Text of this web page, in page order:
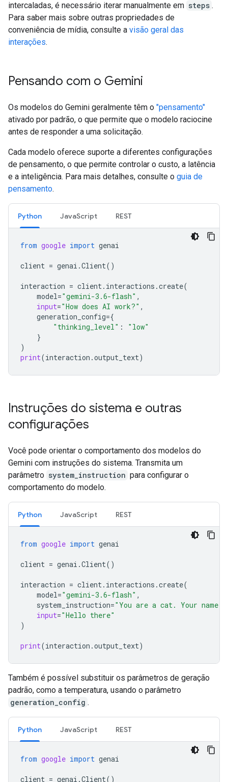
intercaladas, é necessário iterar manualmente em steps .
Para saber mais sobre outras propriedades de
conveniência de mídia, consulte a visão geral das
interações.
Pensando com o Gemini
Os modelos do Gemini geralmente têm o "pensamento"
ativado por padrão, o que permite que o modelo raciocine
antes de responder a uma solicitação.
Cada modelo oferece suporte a diferentes configurações
de pensamento, o que permite controlar o custo, a latência
e a inteligência. Para mais detalhes, consulte o guia de
pensamento.
Python JavaScript REST
from google import genai
client = genai .Client()
interaction = client. interactions .create(
model="gemini-3.6-flash" ,
input="How does AI work?" ,
generation_config={
"thinking_level" :
"low"
}
)
print(interaction .output_text)
Instruções do sistema e outras
configurações
Você pode orientar o comportamento dos modelos do
Gemini com instruções do sistema. Transmita um
parâmetro system_instruction para configurar o
comportamento do modelo.
Python JavaScript REST
from google import genai
client = genai .Client()
interaction = client. interactions .create(
model="gemini-3.6-flash" ,
system_instruction="You are a cat. Your name
input="Hello there"
)
print(interaction .output_text)
Também é possível substituir os parâmetros de geração
padrão, como a temperatura, usando o parâmetro
generation_config .
Python JavaScript REST
from google import genai
client = genai .Client()